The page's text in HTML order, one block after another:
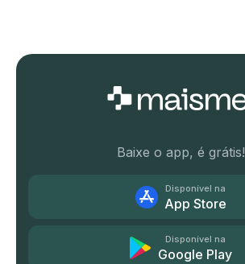
Baixe o app, é grátis!
Disponível na
App Store
Disponível na
Google Play